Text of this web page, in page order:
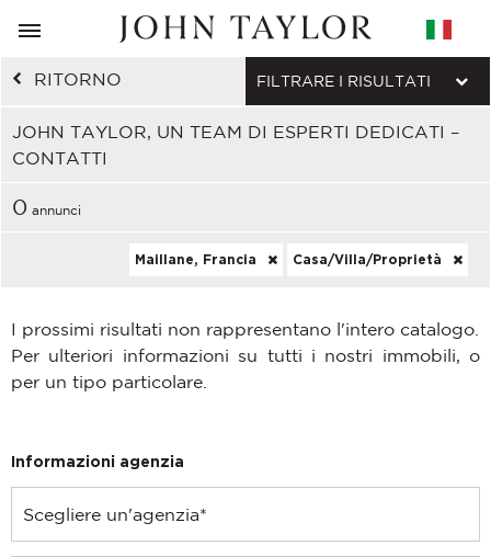
RITORNO
JOHN TAYLOR, UN TEAM DI ESPERTI DEDICATI –
CONTATTI
FILTRARE I RISULTATI
0 annunci
Maillane, Francia Casa/Villa/Proprietà
I prossimi risultati non rappresentano l'intero catalogo.
Per ulteriori informazioni su tutti i nostri immobili, o
per un tipo particolare.
Informazioni agenzia